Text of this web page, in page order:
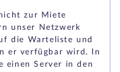
zur Miete
unser Netzwerk
die Warteliste und
er verfügbar wird. In
einen Server in den